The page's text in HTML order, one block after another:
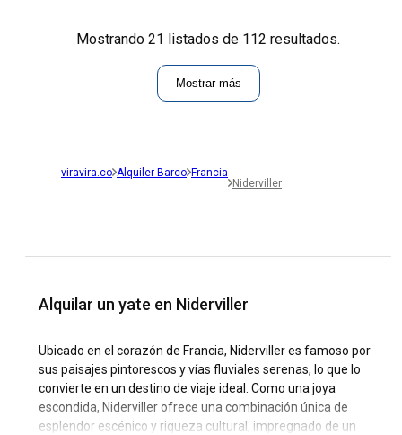
Mostrando 21 listados de 112 resultados.
Mostrar más
viravira.co Alquiler Barco Francia
Niderviller
Alquilar un yate en Niderviller
Ubicado en el corazón de Francia, Niderviller es famoso por
sus paisajes pintorescos y vías fluviales serenas, lo que lo
convierte en un destino de viaje ideal. Como una joya
escondida, Niderviller ofrece una combinación única de
esplendor escénico y riqueza cultural, impregnado de un